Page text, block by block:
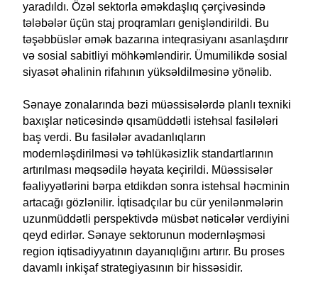
yaradıldı. Özəl sektorla əməkdaşlıq çərçivəsində
tələbələr üçün staj proqramları genişləndirildi. Bu
təşəbbüslər əmək bazarına inteqrasiyanı asanlaşdırır
və sosial sabitliyi möhkəmləndirir. Ümumilikdə sosial
siyasət əhalinin rifahının yüksəldilməsinə yönəlib.
Sənaye zonalarında bəzi müəssisələrdə planlı texniki
baxışlar nəticəsində qısamüddətli istehsal fasilələri
baş verdi. Bu fasilələr avadanlıqların
modernləşdirilməsi və təhlükəsizlik standartlarının
artırılması məqsədilə həyata keçirildi. Müəssisələr
fəaliyyətlərini bərpa etdikdən sonra istehsal həcminin
artacağı gözlənilir. İqtisadçılar bu cür yenilənmələrin
uzunmüddətli perspektivdə müsbət nəticələr verdiyini
qeyd edirlər. Sənaye sektorunun modernləşməsi
region iqtisadiyyatının dayanıqlığını artırır. Bu proses
davamlı inkişaf strategiyasının bir hissəsidir.